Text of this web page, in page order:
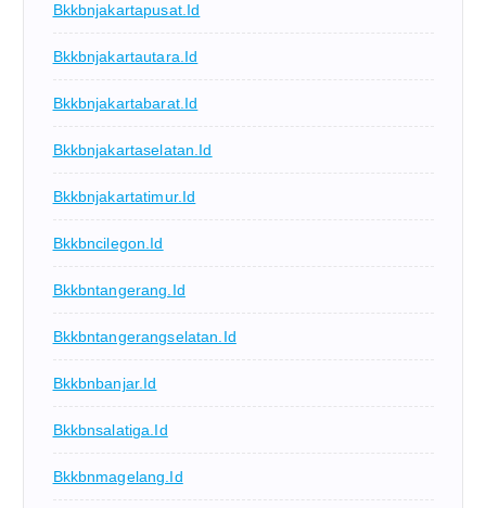
Bkkbnjakartapusat.id
Bkkbnjakartautara.id
Bkkbnjakartabarat.id
Bkkbnjakartaselatan.id
Bkkbnjakartatimur.id
Bkkbncilegon.id
Bkkbntangerang.id
Bkkbntangerangselatan.id
Bkkbnbanjar.id
Bkkbnsalatiga.id
Bkkbnmagelang.id